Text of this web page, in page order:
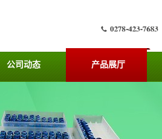
公司动态 产品展厅